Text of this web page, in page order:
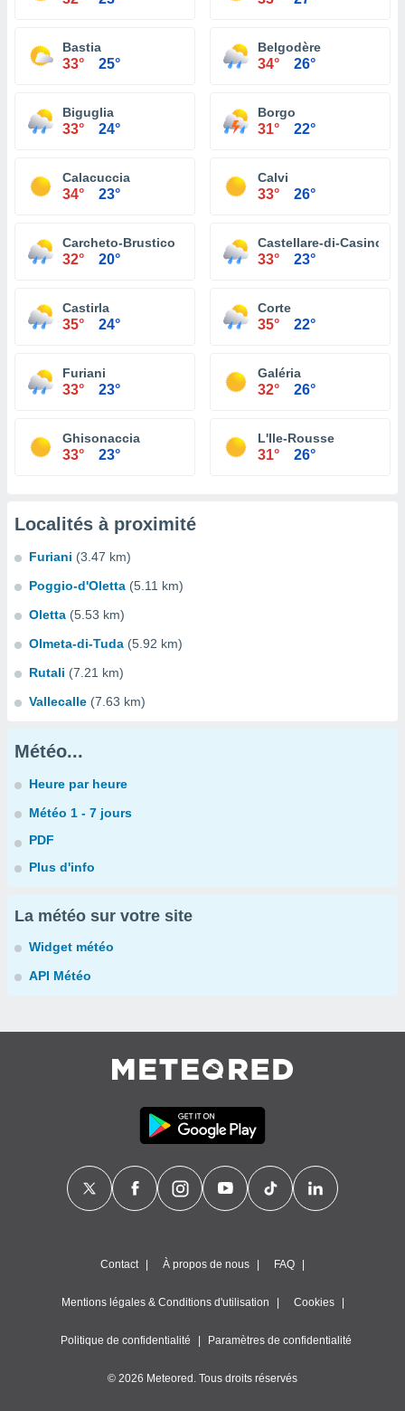
Bastia
33° 25°
Belgodère
34° 26°
Biguglia
33° 24°
Borgo
31° 22°
Calacuccia
34° 23°
Calvi
33° 26°
Carcheto-Brustico
32° 20°
Castellare-di-Casinca
33° 23°
Castirla
35° 24°
Corte
35° 22°
Furiani
33° 23°
Galéria
32° 26°
Ghisonaccia
33° 23°
L'Ile-Rousse
31° 26°
Localités à proximité
Furiani (3.47 km)
Poggio-d'Oletta (5.11 km)
Oletta (5.53 km)
Olmeta-di-Tuda (5.92 km)
Rutali (7.21 km)
Vallecalle (7.63 km)
Météo...
Heure par heure
Météo 1 - 7 jours
PDF
Plus d'info
La météo sur votre site
Widget météo
API Météo
Contact À propos de nous FAQ
Mentions légales & Conditions d'utilisation Cookies
Politique de confidentialité Paramètres de confidentialité
© 2026 Meteored. Tous droits réservés